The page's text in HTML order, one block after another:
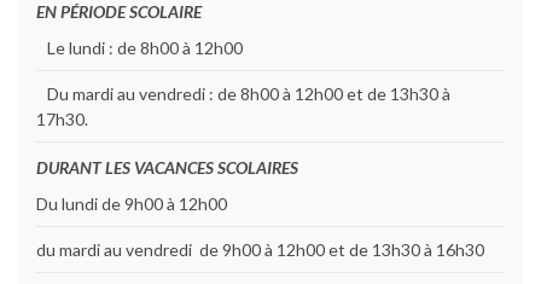
EN PÉRIODE SCOLAIRE
Le lundi : de 8h00 à 12h00
Du mardi au vendredi : de 8h00 à 12h00 et de 13h30 à
17h30.
DURANT LES VACANCES SCOLAIRES
Du lundi de 9h00 à 12h00
du mardi au vendredi de 9h00 à 12h00 et de 13h30 à 16h30